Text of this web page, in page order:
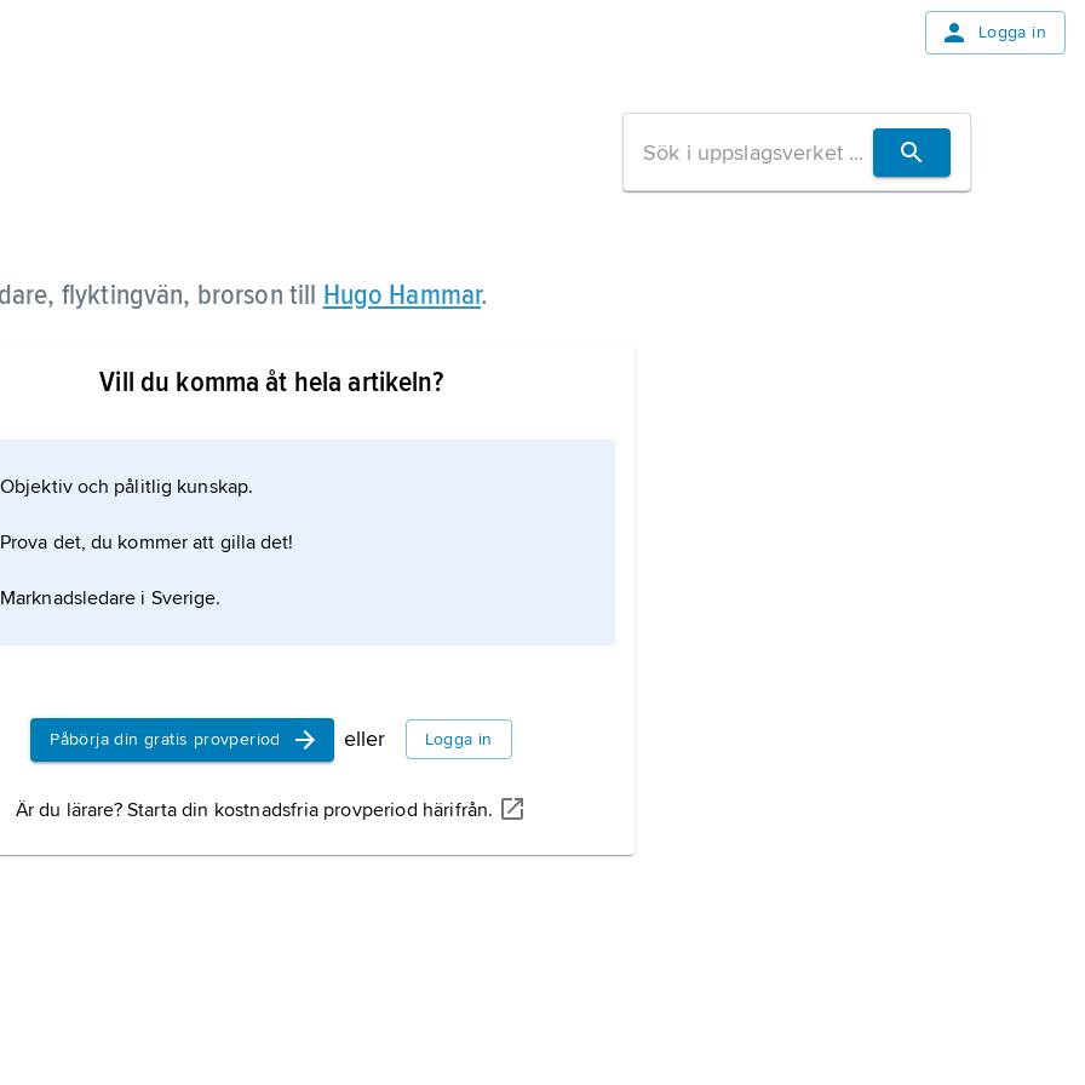
Logga in
flyktingvän, brorson till Hugo Hammar.
1916 den första folkhögskolan i en
1930-talets diktaturer hjälpte han judiska
Aktiv i Kämpande demokrati och kretsen
Landsföreningen i riksdagsvalet 1944. Hans
Vill du komma åt hela artikeln?
Objektiv och pålitlig kunskap.
Prova det, du kommer att gilla det!
Marknadsledare i Sverige.
Påbörja din gratis provperiod eller Logga in
Är du lärare? Starta din kostnadsfria provperiod härifrån.